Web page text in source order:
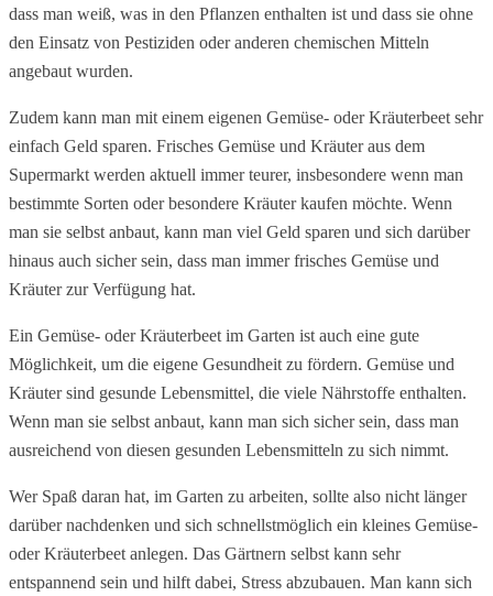
dass man weiß, was in den Pflanzen enthalten ist und dass sie ohne
den Einsatz von Pestiziden oder anderen chemischen Mitteln
angebaut wurden.
Zudem kann man mit einem eigenen Gemüse- oder Kräuterbeet sehr
einfach Geld sparen. Frisches Gemüse und Kräuter aus dem
Supermarkt werden aktuell immer teurer, insbesondere wenn man
bestimmte Sorten oder besondere Kräuter kaufen möchte. Wenn
man sie selbst anbaut, kann man viel Geld sparen und sich darüber
hinaus auch sicher sein, dass man immer frisches Gemüse und
Kräuter zur Verfügung hat.
Ein Gemüse- oder Kräuterbeet im Garten ist auch eine gute
Möglichkeit, um die eigene Gesundheit zu fördern. Gemüse und
Kräuter sind gesunde Lebensmittel, die viele Nährstoffe enthalten.
Wenn man sie selbst anbaut, kann man sich sicher sein, dass man
ausreichend von diesen gesunden Lebensmitteln zu sich nimmt.
Wer Spaß daran hat, im Garten zu arbeiten, sollte also nicht länger
darüber nachdenken und sich schnellstmöglich ein kleines Gemüse-
oder Kräuterbeet anlegen. Das Gärtnern selbst kann sehr
entspannend sein und hilft dabei, Stress abzubauen. Man kann sich